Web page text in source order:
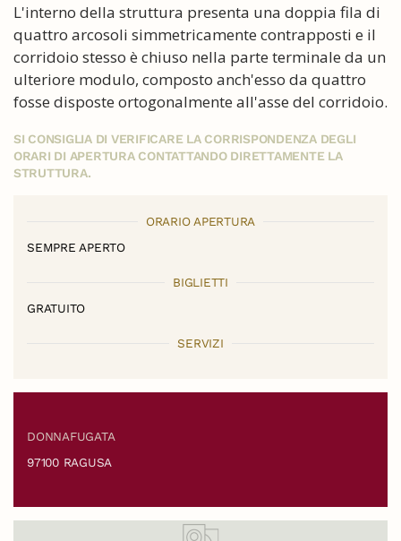
L'interno della struttura presenta una doppia fila di
quattro arcosoli simmetricamente contrapposti e il
corridoio stesso è chiuso nella parte terminale da un
ulteriore modulo, composto anch'esso da quattro
fosse disposte ortogonalmente all'asse del corridoio.
SI CONSIGLIA DI VERIFICARE LA CORRISPONDENZA DEGLI
ORARI DI APERTURA CONTATTANDO DIRETTAMENTE LA
STRUTTURA.
ORARIO APERTURA
SEMPRE APERTO
BIGLIETTI
GRATUITO
SERVIZI
DONNAFUGATA
97100 RAGUSA